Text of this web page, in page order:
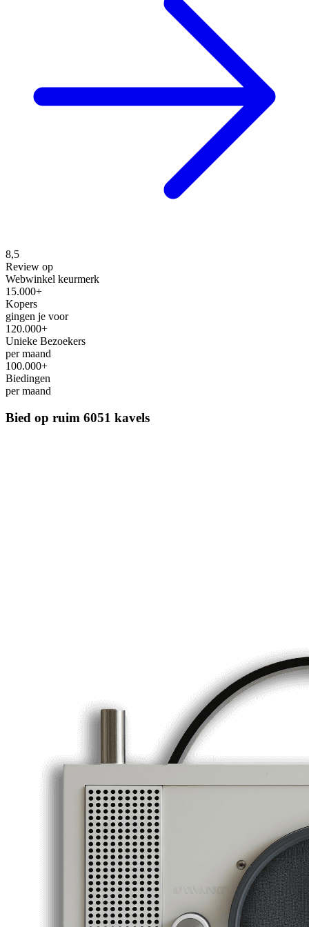
8,5
Review op
Webwinkel keurmerk
15.000+
Kopers
gingen je voor
120.000+
Unieke Bezoekers
per maand
100.000+
Biedingen
per maand
Bied op ruim 6051 kavels